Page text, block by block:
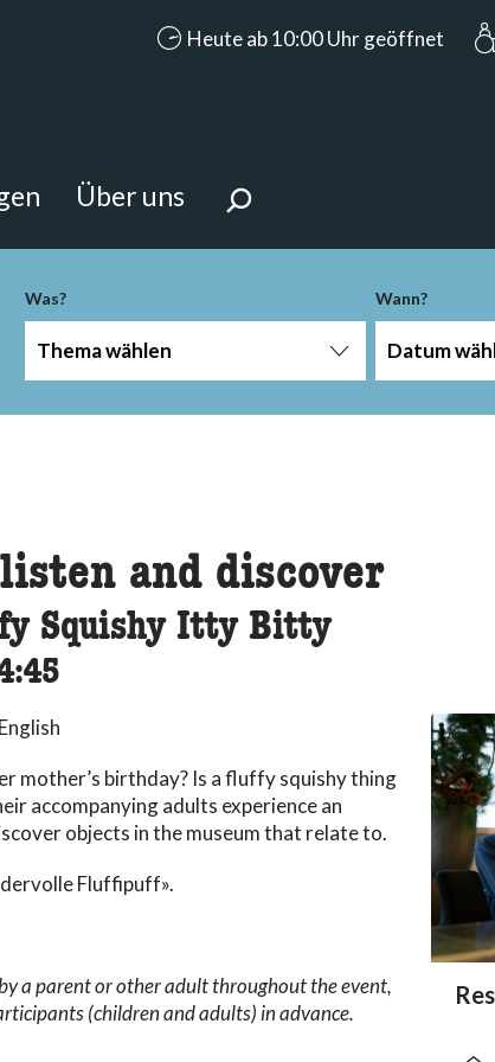
suchen.
accessibility.aria.opening_hours:
Heute ab 10:00 Uhr geöffnet
Über uns
Was?
Thema wählen
Wann?
Datum
and discover
Squishy Itty Bitty
mother’s birthday? Is a fluffy squishy thing
accompanying adults experience an
objects in the museum that relate to.
Fluffipuff».
a parent or other adult throughout the event,
(children and adults) in advance.